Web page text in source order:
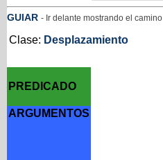
GUIAR - Ir delante mostrando el camino
Clase: Desplazamiento
PREDICADO
ARGUMENTOS